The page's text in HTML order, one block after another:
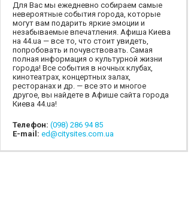
Для Вас мы ежедневно собираем самые
невероятные события города, которые
могут вам подарить яркие эмоции и
незабываемые впечатления. Афиша Киева
на 44.ua — все то, что стоит увидеть,
попробовать и почувствовать. Самая
полная информация о культурной жизни
города! Все события в ночных клубах,
кинотеатрах, концертных залах,
ресторанах и др. — все это и многое
другое, вы найдете в Афише сайта города
Киева 44.ua!
Телефон: (098) 286 94 85
E-mail: ed@citysites.com.ua